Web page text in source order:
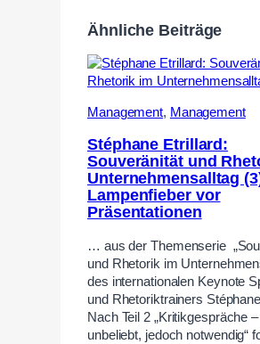
Ähnliche Beiträge
Management, Management
Stéphane Etrillard:
Souveränität und
Unternehmensalltag
Lampenfieber vor
Präsentationen
… aus der Themenserie
und Rhetorik im
des internationalen Keynote
und Rhetoriktrainers
Nach Teil 2 „Kritikgespräche –
unbeliebt, jedoch notwendig“